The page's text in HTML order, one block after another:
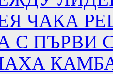
ЧАКА
С ПЪРВИ